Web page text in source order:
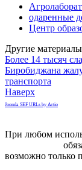
одаренные
Центр
Другие
Более 14 тысяч
Биробиджана
транспорта
Наверх
Joomla SEF URLs by Artio
При любом
возможно только